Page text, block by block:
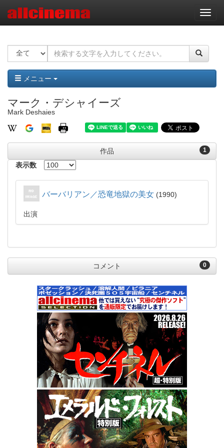
ナ
ビ
ー
ョ
ン
メニュー
マーク・デシャイーズ
Mark Deshaies
1
作品
表示数
バーバリアン／恐竜地獄の美女 1990
出演
0
コメント